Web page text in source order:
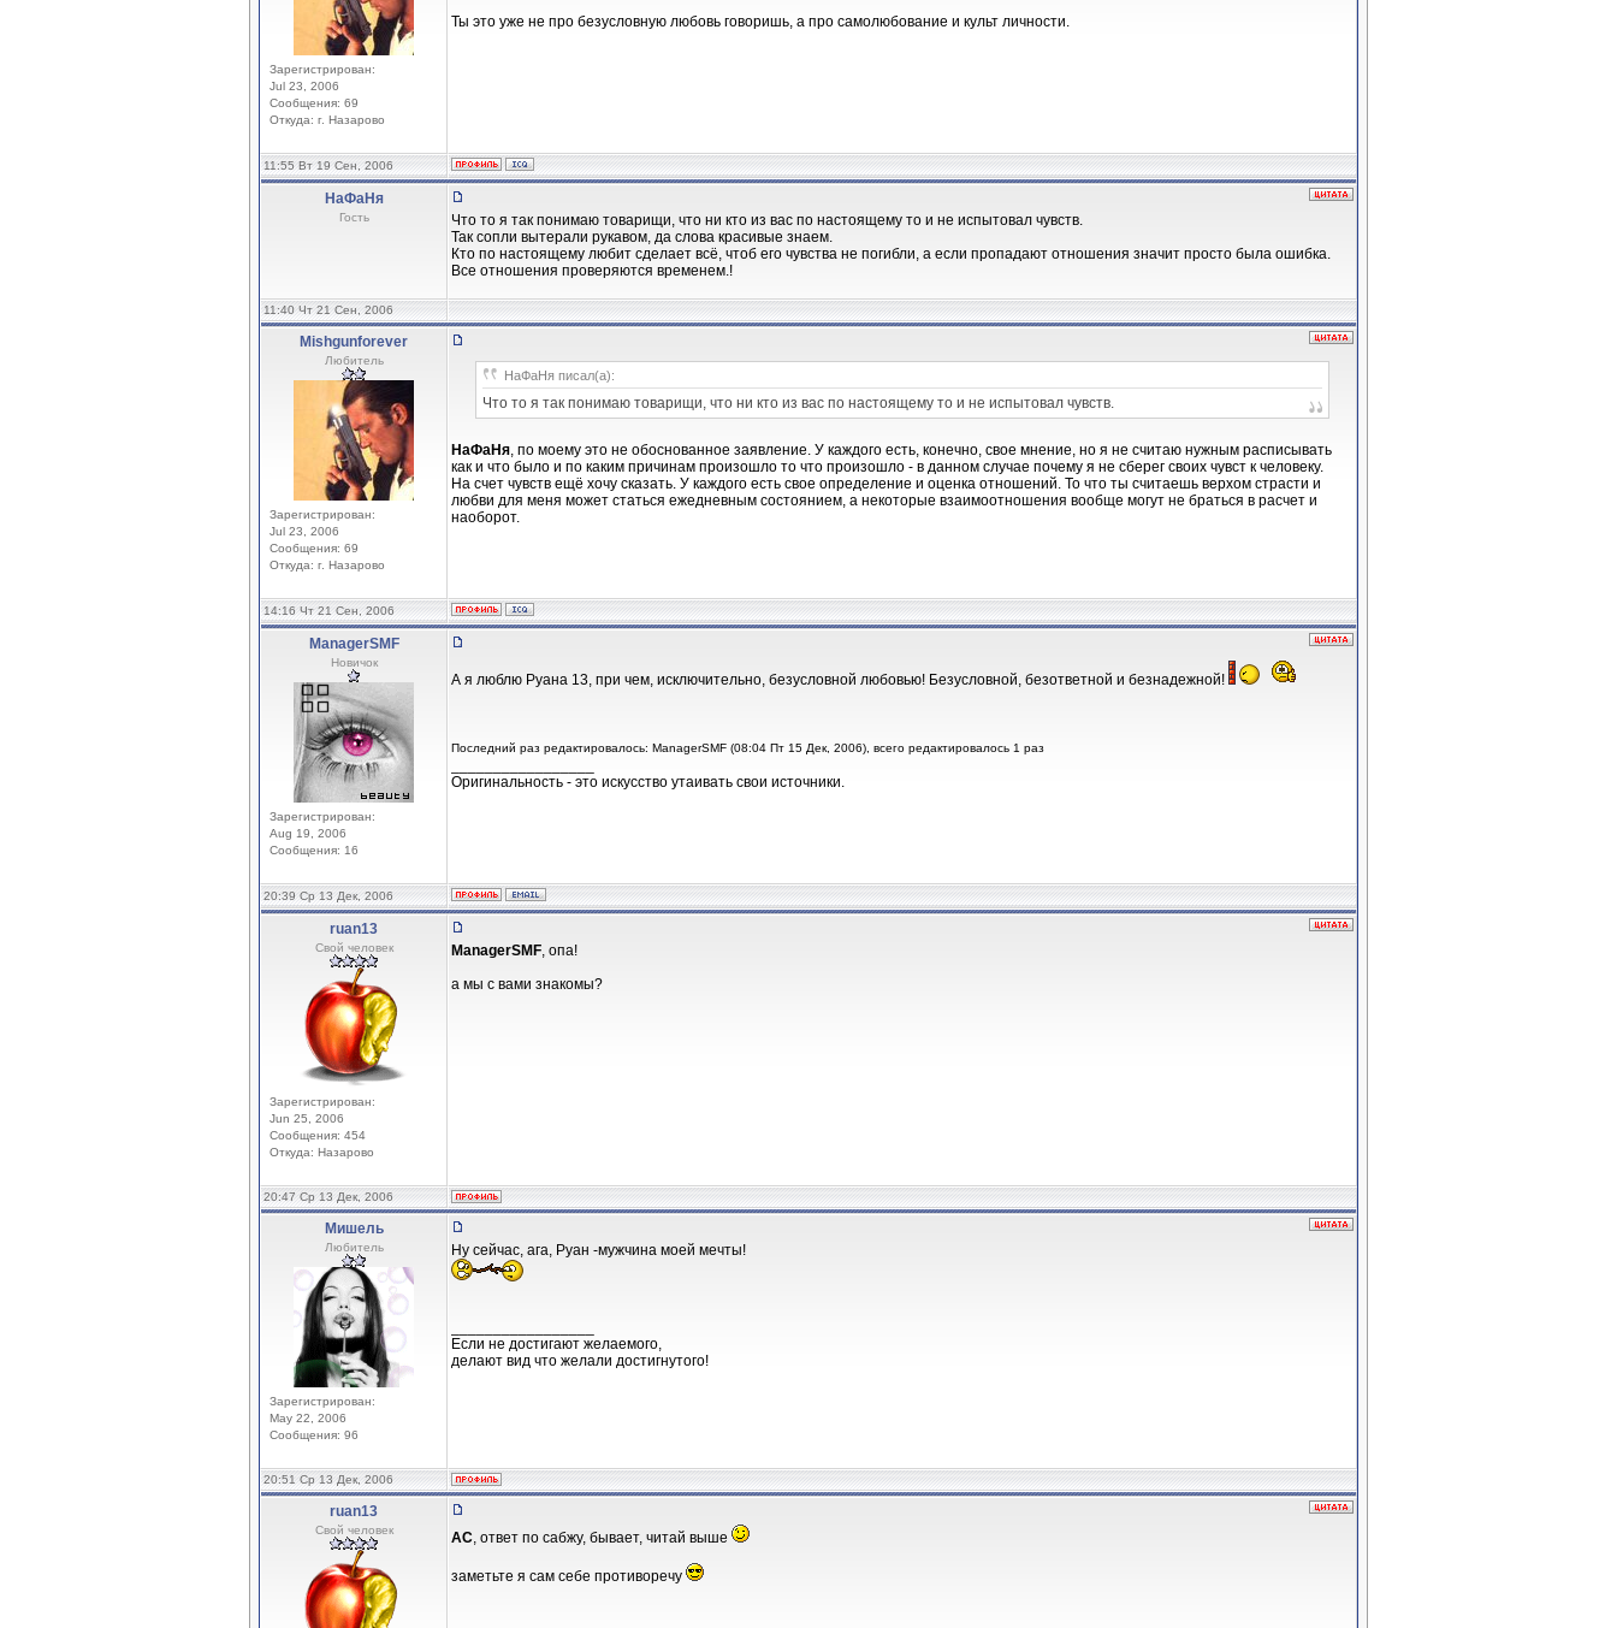
Зарегистрирован:
Jul 23, 2006
Сообщения: 69
Откуда: г. Назарово
Ты это уже не про безусловную любовь говоришь, а про самолюбование и культ личности.
11:55 Вт 19 Сен, 2006
НаФаНя
Гость
Что то я так понимаю товарищи, что ни кто из вас по настоящему то и не испытовал чувств.
Так сопли вытерали рукавом, да слова красивые знаем.
Кто по настоящему любит сделает всё, чтоб его чувства не погибли, а если пропадают отношения значит просто была ошибка.
Все отношения проверяются временем.!
11:40 Чт 21 Сен, 2006
Mishgunforever
Любитель
Зарегистрирован:
Jul 23, 2006
Сообщения: 69
Откуда: г. Назарово
НаФаНя писал(а):
Что то я так понимаю товарищи, что ни кто из вас по настоящему то и не испытовал чувств.
НаФаНя, по моему это не обоснованное заявление. У каждого есть, конечно, свое мнение, но я не считаю нужным расписывать
как и что было и по каким причинам произошло то что произошло - в данном случае почему я не сберег своих чувст к человеку.
На счет чувств ещё хочу сказать. У каждого есть свое определение и оценка отношений. То что ты считаешь верхом страсти и
любви для меня может статься ежедневным состоянием, а некоторые взаимоотношения вообще могут не браться в расчет и
наоборот.
14:16 Чт 21 Сен, 2006
ManagerSMF
Новичок
Зарегистрирован:
Aug 19, 2006
Сообщения: 16
А я люблю Руана 13, при чем, исключительно, безусловной любовью! Безусловной, безответной и безнадежной!
Последний раз редактировалось: ManagerSMF (08:04 Пт 15 Дек, 2006), всего редактировалось 1 раз
Оригинальность - это искусство утаивать свои источники.
20:39 Ср 13 Дек, 2006
ruan13
Свой человек
Зарегистрирован:
Jun 25, 2006
Сообщения: 454
Откуда: Назарово
ManagerSMF, опа!
а мы с вами знакомы?
20:47 Ср 13 Дек, 2006
Мишель
Любитель
Зарегистрирован:
May 22, 2006
Сообщения: 96
Ну сейчас, ага, Руан -мужчина моей мечты!
Если не достигают желаемого,
делают вид что желали достигнутого!
20:51 Ср 13 Дек, 2006
ruan13
Свой человек АС, ответ по сабжу, бывает, читай выше
заметьте я сам себе противоречу